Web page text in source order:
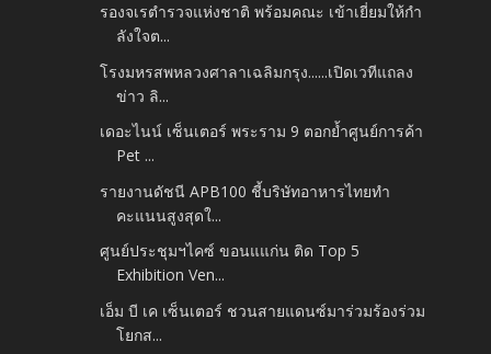
รองจเรตำรวจแห่งชาติ พร้อมคณะ เข้าเยี่ยมให้กำ
ลังใจต...
โรงมหรสพหลวงศาลาเฉลิมกรุง......เปิดเวทีแถลง
ข่าว ลิ...
เดอะไนน์ เซ็นเตอร์ พระราม 9 ตอกย้ำศูนย์การค้า
Pet ...
รายงานดัชนี APB100 ชี้บริษัทอาหารไทยทำ
คะแนนสูงสุดใ...
ศูนย์ประชุมฯไคซ์ ขอนแแก่น ติด Top 5
Exhibition Ven...
เอ็ม บี เค เซ็นเตอร์ ชวนสายแดนซ์มาร่วมร้องร่วม
โยกส...